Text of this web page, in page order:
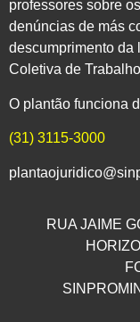
professores sobre
denúncias de más
descumprimento da
Coletiva de
O plantão funciona
(31) 3115-3000
RUA JAIME